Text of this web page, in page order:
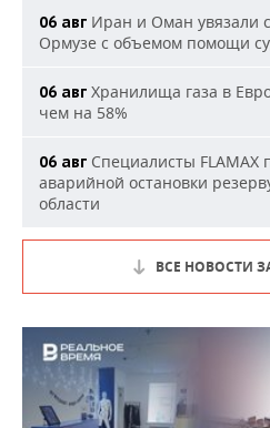
06 авг Иран и Оман увязали
Ормузе с объемом помощи
06 авг Хранилища газа в
чем на 58%
06 авг Специалисты FLAMAX
аварийной остановки
области
ВСЕ НОВОСТИ